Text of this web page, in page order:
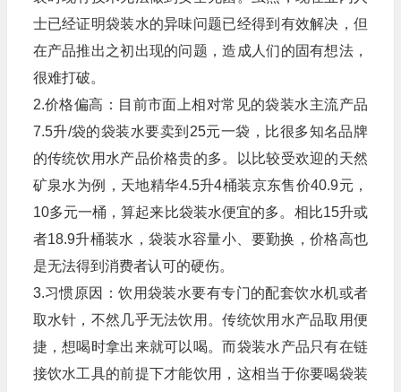
士已经证明袋装水的异味问题已经得到有效解决，但
在产品推出之初出现的问题，造成人们的固有想法，
很难打破。
2.价格偏高：目前市面上相对常见的袋装水主流产品
7.5升/袋的袋装水要卖到25元一袋，比很多知名品牌
的传统饮用水产品价格贵的多。以比较受欢迎的天然
矿泉水为例，天地精华4.5升4桶装京东售价40.9元，
10多元一桶，算起来比袋装水便宜的多。相比15升或
者18.9升桶装水，袋装水容量小、要勤换，价格高也
是无法得到消费者认可的硬伤。
3.习惯原因：饮用袋装水要有专门的配套饮水机或者
取水针，不然几乎无法饮用。传统饮用水产品取用便
捷，想喝时拿出来就可以喝。而袋装水产品只有在链
接饮水工具的前提下才能饮用，这相当于你要喝袋装